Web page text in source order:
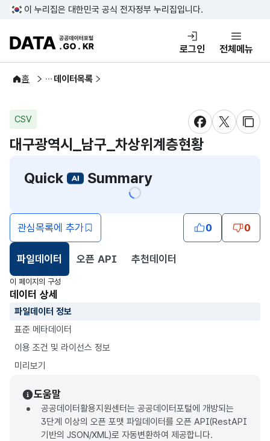
콘텐츠 바로가기
푸터 바로가기
이 누리집은 대한민국 공식 전자정부 누리집입니다.
DATA.GO.KR 공공데이터포털
로그인 전체메뉴
홈
공공데이터 데이터목록
CSV
새창 열림새창 열림
새창
대구광역시_남구_차상위계층현황
Quick
Summary
관심목록에 추가 0 0
파일데이터
선택됨
오픈 API 추천데이터
이 페이지의 구성
데이터 상세
파일데이터 정보
표준 메타데이터
이용 조건 및 라이선스 정보
미리보기
도움말
공공데이터활용지원센터는 공공데이터포털에 개방되는
3단계 이상의 오픈 포맷 파일데이터를 오픈 API(RestAPI
기반의 JSON/XML)로 자동변환하여 제공합니다.